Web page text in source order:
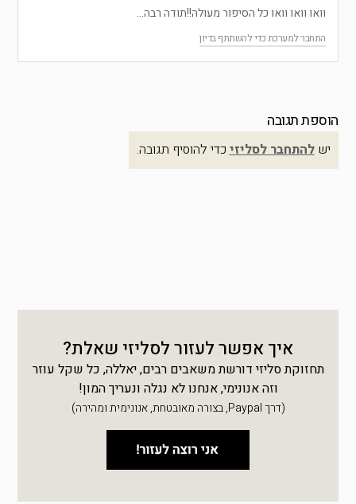
וואו וואו וואו כל הסיפור מעולה!!תודה רבה…
התחבר למערכת כדי להשתתף בדיון
הוספת תגובה
ישלהתחבר לסליזיכדי להוסיף תגובה.
איך אפשר לעזור לסליזי שאלת?
תחזוקת סליזי דורשת משאבים רבים, יאללה, כל שקל עוזר
וזה אנונימי, אנחנו לא נגלה ונעריך המון!
(דרך Paypal, בצורה מאובטחת, אנונימית ומהירה)